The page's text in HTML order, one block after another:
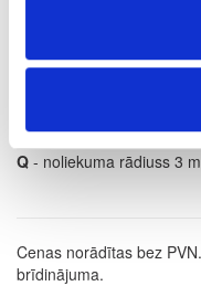
Noliekuma profils:
Q - noliekuma rādiuss 3
Cenas norādītas bez
brīdinājuma.